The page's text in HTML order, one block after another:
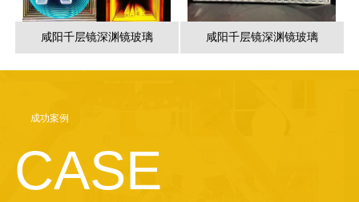
咸阳千层镜深渊镜玻璃 咸阳千层镜深渊镜玻璃
成功案例
CASE